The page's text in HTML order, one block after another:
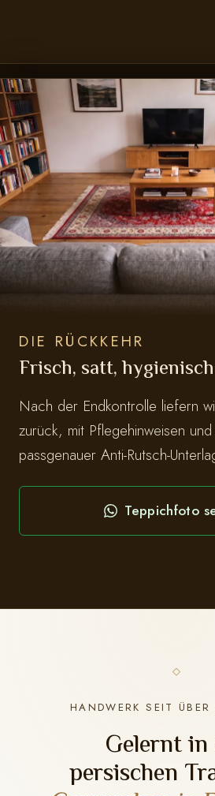
DIE RÜCKKEHR
Frisch, satt,
Nach der Endkontrolle liefern
zurück, mit Pflegehinweisen
passgenauer Anti-Rutsch-
Teppichfoto
HANDWERK SEIT ÜBER
Gelernt in
persischen